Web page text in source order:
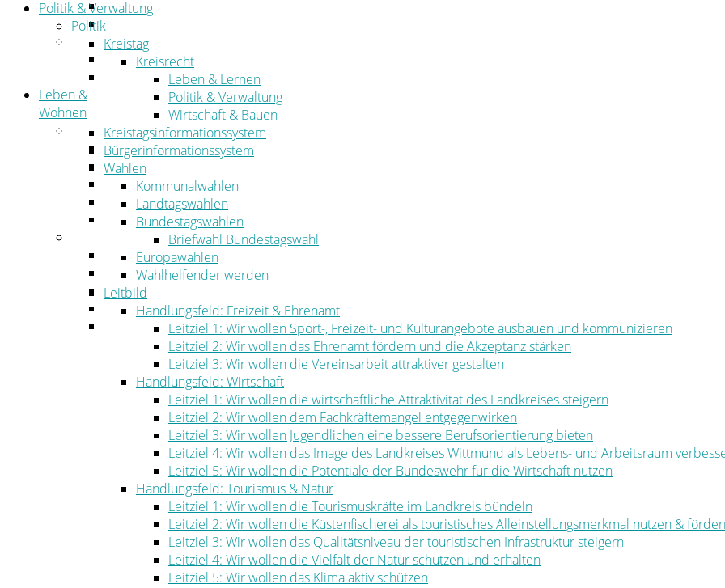
Straßen- und Radwegebau
Landwirtschaft
Tourismus
Freizeit und Urlaub im Landkreis
Veranstaltungen
Leben &
Wohnen
Leben
Migration
Schulen, Bildung, Sport und Kultur
Soziales
Gesundheit
Jugend, Familie und Senioren
Bauen und Planen
Abfall
Verkehr
Umwelt
Ordnung
Politik & Verwaltung
Politik
Kreistag
Kreisrecht
Leben & Lernen
Politik & Verwaltung
Wirtschaft & Bauen
Kreistagsinformationssystem
Bürgerinformationssystem
Wahlen
Kommunalwahlen
Landtagswahlen
Bundestagswahlen
Briefwahl Bundestagswahl
Europawahlen
Wahlhelfender werden
Leitbild
Handlungsfeld: Freizeit & Ehrenamt
Leitziel 1: Wir wollen Sport-, Freizeit- und Kulturangebote ausbauen und kommunizieren
Leitziel 2: Wir wollen das Ehrenamt fördern und die Akzeptanz stärken
Leitziel 3: Wir wollen die Vereinsarbeit attraktiver gestalten
Handlungsfeld: Wirtschaft
Leitziel 1: Wir wollen die wirtschaftliche Attraktivität des Landkreises steigern
Leitziel 2: Wir wollen dem Fachkräftemangel entgegenwirken
Leitziel 3: Wir wollen Jugendlichen eine bessere Berufsorientierung bieten
Leitziel 4: Wir wollen das Image des Landkreises Wittmund als Lebens- und Arbeitsraum
Leitziel 5: Wir wollen die Potentiale der Bundeswehr für die Wirtschaft nutzen
Handlungsfeld: Tourismus & Natur
Leitziel 1: Wir wollen die Tourismuskräfte im Landkreis bündeln
Leitziel 2: Wir wollen die Küstenfischerei als touristisches Alleinstellungsmerkmal nutzen &
Leitziel 3: Wir wollen das Qualitätsniveau der touristischen Infrastruktur steigern
Leitziel 4: Wir wollen die Vielfalt der Natur schützen und erhalten
Leitziel 5: Wir wollen das Klima aktiv schützen